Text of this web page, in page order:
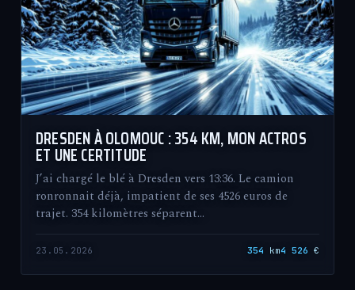
DRESDEN À OLOMOUC : 354 KM, MON ACTROS
ET UNE CERTITUDE
J’ai chargé le blé à Dresden vers 13:36. Le camion
ronronnait déjà, impatient de ses 4526 euros de
trajet. 354 kilomètres séparent…
23.05.2026 354 km4 526 €